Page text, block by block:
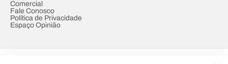
Comercial
Fale Conosco
Política de Privacidade
Espaço Opinião